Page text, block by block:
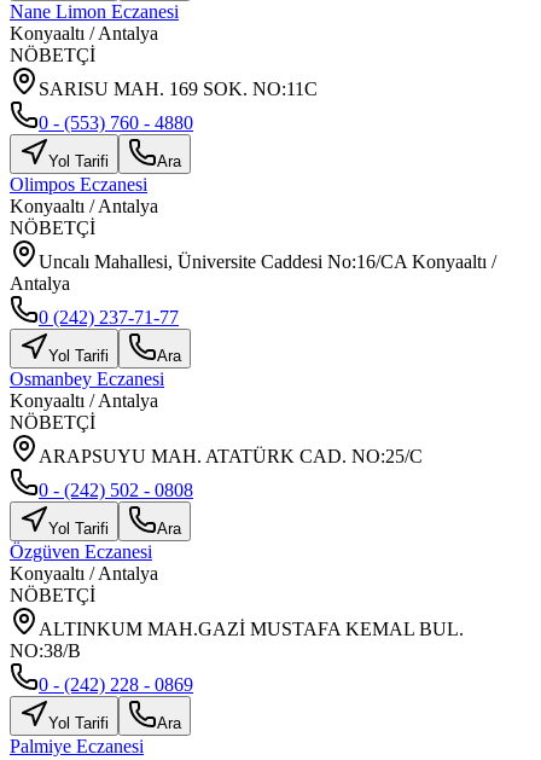
Nane Limon Eczanesi
Konyaaltı /Antalya
NÖBETÇİ
SARISU MAH. 169 SOK. NO:11C
0 - (553) 760 - 4880
Yol Tarifi Ara
Olimpos Eczanesi
Konyaaltı /Antalya
NÖBETÇİ
Uncalı Mahallesi, Üniversite Caddesi No:16/CA Konyaaltı /
Antalya
0 (242) 237-71-77
Yol Tarifi Ara
Osmanbey Eczanesi
Konyaaltı /Antalya
NÖBETÇİ
ARAPSUYU MAH. ATATÜRK CAD. NO:25/C
0 - (242) 502 - 0808
Yol Tarifi Ara
Özgüven Eczanesi
Konyaaltı /Antalya
NÖBETÇİ
ALTINKUM MAH.GAZİ MUSTAFA KEMAL BUL.
NO:38/B
0 - (242) 228 - 0869
Yol Tarifi Ara
Palmiye Eczanesi